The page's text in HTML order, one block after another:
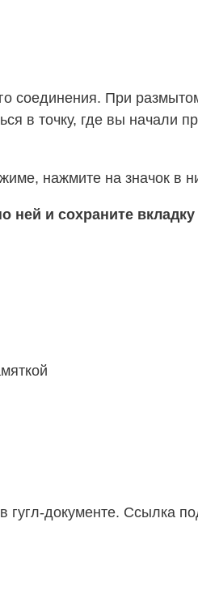
соединения. При
в точку, где вы начали
нажмите на значок в
ней и сохраните вкладку
гугл-документе. Ссылка